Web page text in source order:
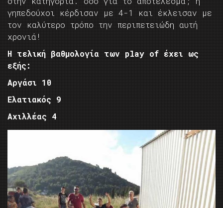
γηπεδούχοι κέρδισαν με 4-1 και έκλεισαν με
τον καλύτερο τρόπο την περιπετειώδη αυτή
χρονιά!
Η τελική βαθμολογία των play of έχει ως
εξής:
Aργάσι 10
Ελατιακός 9
Αχιλλέας 4